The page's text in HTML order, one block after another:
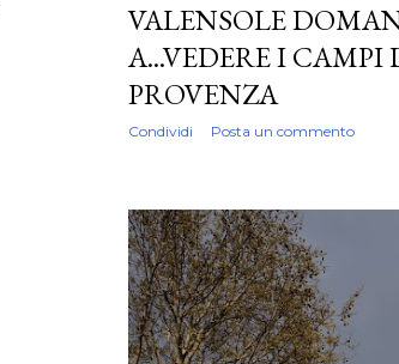
VALENSOLE
A...VEDERE I
PROVENZA
Condividi Posta un commento